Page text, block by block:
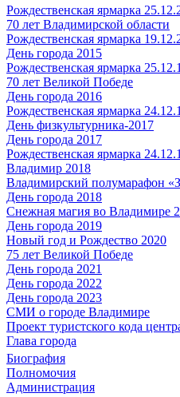
Рождественская ярмарка
70 лет Владимирской области
Рождественская ярмарка
День города 2015
Рождественская ярмарка
70 лет Великой Победе
День города 2016
Рождественская ярмарка
День физкультурника-2017
День города 2017
Рождественская ярмарка
Владимир 2018
Владимирский полумарафон
День города 2018
Снежная магия во Владимире
День города 2019
Новый год и Рождество 2020
75 лет Великой Победе
День города 2021
День города 2022
День города 2023
СМИ о городе Владимире
Проект туристского кода
Глава города
Биография
Полномочия
Администрация